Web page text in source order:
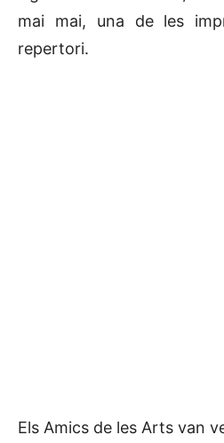
mai mai, una de les
repertori.
Els Amics de les Arts van